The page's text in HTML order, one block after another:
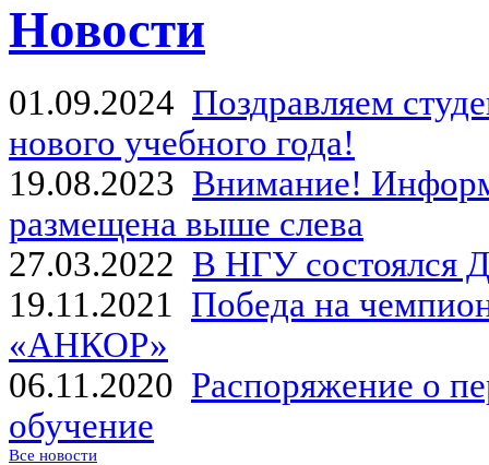
Новости
01.09.2024 Поздравляем
нового учебного года!
19.08.2023 Внимание!
размещена выше слева
27.03.2022 В НГУ состоялся
19.11.2021 Победа на
«АНКОР»
06.11.2020 Распоряжение о
обучение
Все новости